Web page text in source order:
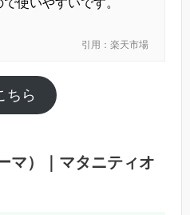
引用：楽天市場
ちら
マ）｜マタニティオ